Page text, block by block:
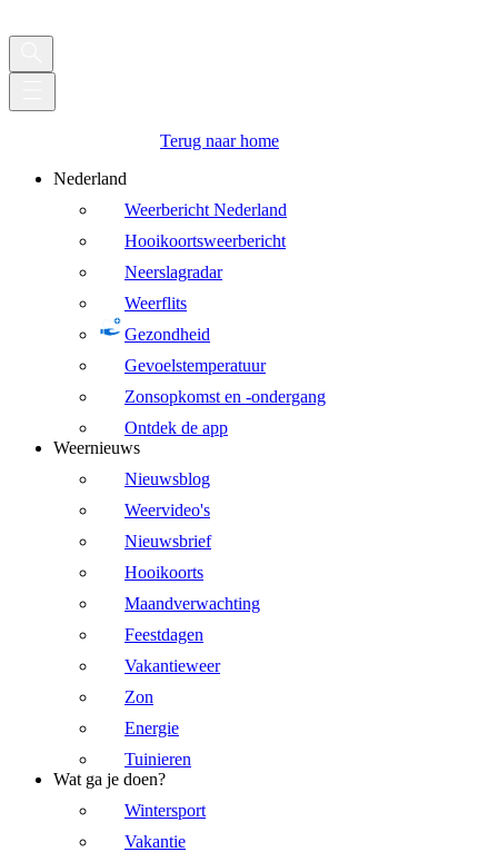
Terug naar home
Nederland
Weerbericht Nederland
Hooikoortsweerbericht
Neerslagradar
Weerflits
Gezondheid
Gevoelstemperatuur
Zonsopkomst en -ondergang
Ontdek de app
Weernieuws
Nieuwsblog
Weervideo's
Nieuwsbrief
Hooikoorts
Maandverwachting
Feestdagen
Vakantieweer
Zon
Energie
Tuinieren
Wat ga je doen?
Wintersport
Vakantie